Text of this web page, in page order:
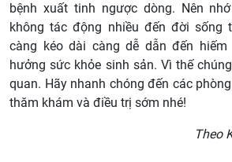
bệnh xuất tinh ngược dòng. Nên
không tác động nhiều đến đời sống
càng kéo dài càng dễ dẫn đến
hưởng sức khỏe sinh sản. Vì thế
quan. Hãy nhanh chóng đến các
thăm khám và điều trị sớm nhé!
Theo